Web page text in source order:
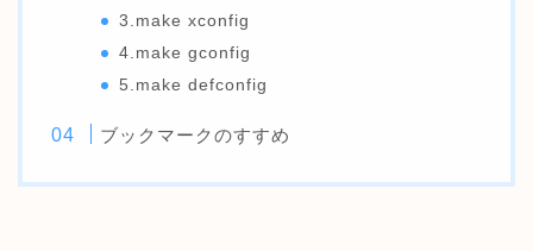
3.make xconfig
4.make gconfig
5.make defconfig
ブックマークのすすめ